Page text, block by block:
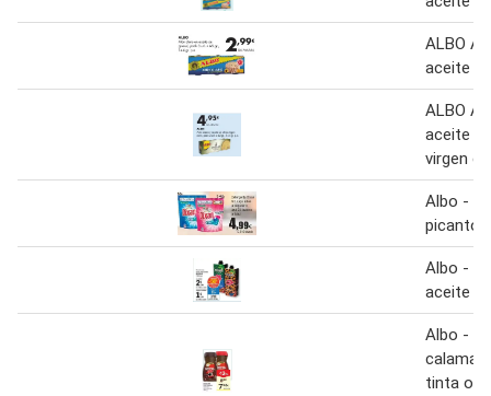
ALBO
aceite
ALBO
aceite
virgen
Albo -
Albo -
aceite
Albo -
tinta o